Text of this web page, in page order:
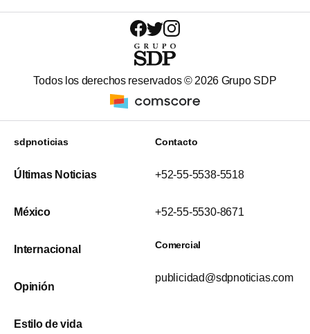
Todos los derechos reservados © 2026 Grupo SDP
sdpnoticias
Últimas Noticias
México
Internacional
Opinión
Estilo de vida
Contacto
+52-55-5538-5518
+52-55-5530-8671
Comercial
publicidad@sdpnoticias.com